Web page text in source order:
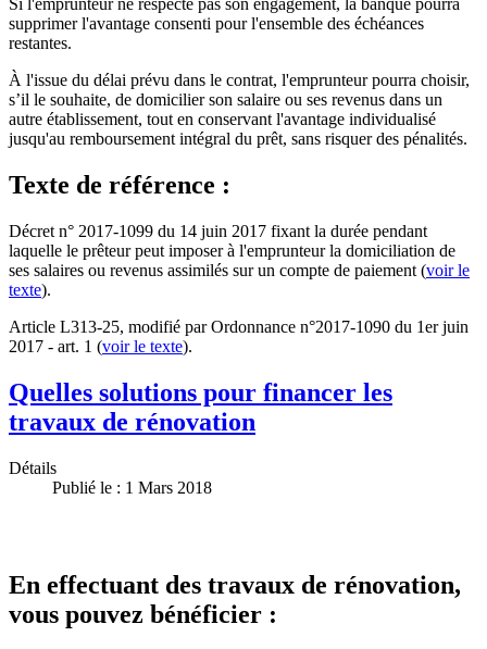
Si l'emprunteur ne respecte pas son engagement, la banque pourra
supprimer l'avantage consenti pour l'ensemble des échéances
restantes.
À l'issue du délai prévu dans le contrat, l'emprunteur pourra choisir,
s’il le souhaite, de domicilier son salaire ou ses revenus dans un
autre établissement, tout en conservant l'avantage individualisé
jusqu'au remboursement intégral du prêt, sans risquer des pénalités.
Texte de référence :
Décret n° 2017-1099 du 14 juin 2017 fixant la durée pendant
laquelle le prêteur peut imposer à l'emprunteur la domiciliation de
ses salaires ou revenus assimilés sur un compte de paiement (voir le
texte).
Article L313-25, modifié par Ordonnance n°2017-1090 du 1er juin
2017 - art. 1 (voir le texte).
Quelles solutions pour financer les
travaux de rénovation
Détails
Publié le : 1 Mars 2018
En effectuant des travaux de rénovation,
vous pouvez bénéficier :